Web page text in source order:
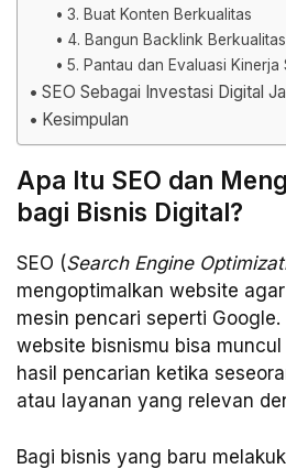
3. Buat Konten Berkualitas
4. Bangun Backlink Berkualitas
5. Pantau dan Evaluasi Kinerja
SEO Sebagai Investasi Digital
Kesimpulan
Apa Itu SEO dan
bagi Bisnis Digital?
SEO (Search Engine
mengoptimalkan website
mesin pencari seperti Google.
website bisnismu bisa
hasil pencarian ketika
atau layanan yang relevan
Bagi bisnis yang baru